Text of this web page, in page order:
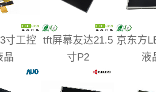
寸工控
晶
tft屏幕友达21.5
寸P2
京东方
液